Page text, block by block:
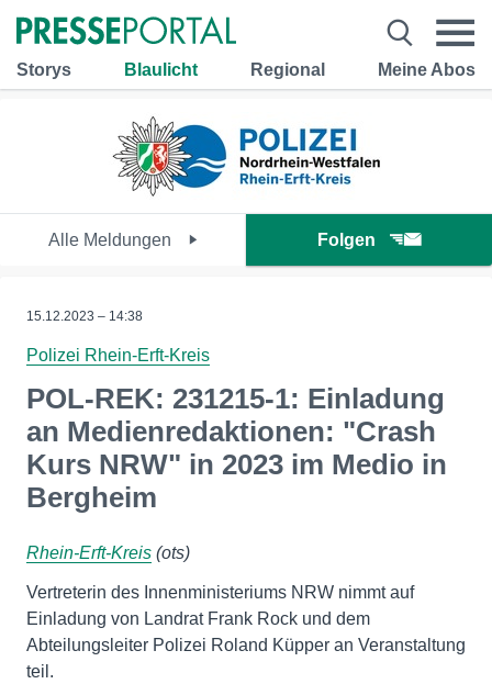
Storys Blaulicht Regional Meine Abos
Alle Meldungen Folgen
15.12.2023 – 14:38
Polizei Rhein-Erft-Kreis
POL-REK: 231215-1: Einladung
an Medienredaktionen: "Crash
Kurs NRW" in 2023 im Medio in
Bergheim
Rhein-Erft-Kreis (ots)
Vertreterin des Innenministeriums NRW nimmt auf
Einladung von Landrat Frank Rock und dem
Abteilungsleiter Polizei Roland Küpper an Veranstaltung
teil.